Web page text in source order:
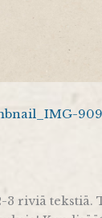
riviä tekstiä.